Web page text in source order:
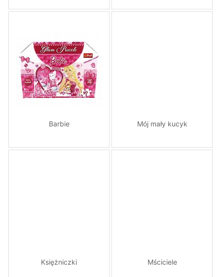
Barbie Mój mały kucyk
Księżniczki Mściciele